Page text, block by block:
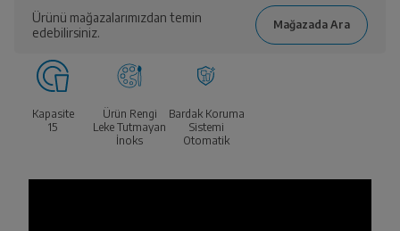
Ürünü mağazalarımızdan temin
edebilirsiniz.
Kapasite
15
Ürün Rengi
Leke Tutmayan
İnoks
Bardak Koruma
Sistemi
Otomatik